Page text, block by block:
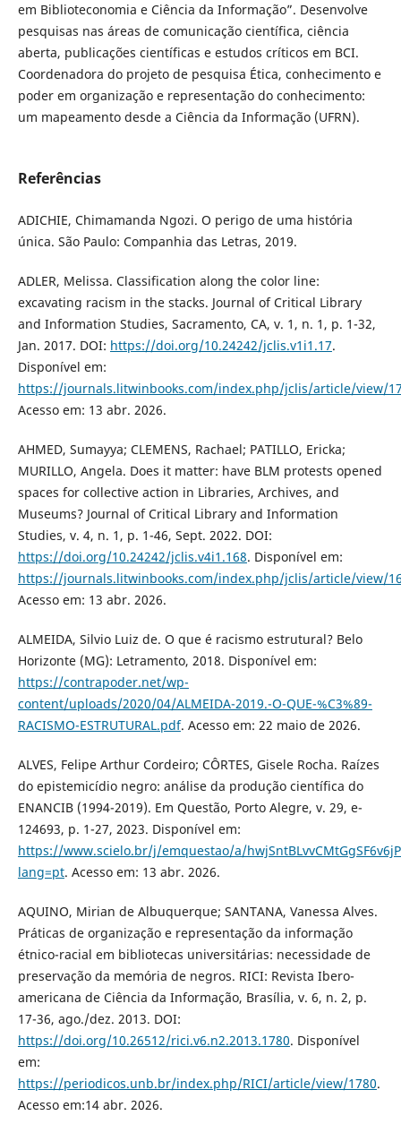
em Biblioteconomia e Ciência da Informação”. Desenvolve
pesquisas nas áreas de comunicação científica, ciência
aberta, publicações científicas e estudos críticos em BCI.
Coordenadora do projeto de pesquisa Ética, conhecimento e
poder em organização e representação do conhecimento:
um mapeamento desde a Ciência da Informação (UFRN).
Referências
ADICHIE, Chimamanda Ngozi. O perigo de uma história
única. São Paulo: Companhia das Letras, 2019.
ADLER, Melissa. Classification along the color line:
excavating racism in the stacks. Journal of Critical Library
and Information Studies, Sacramento, CA, v. 1, n. 1, p. 1-32,
Jan. 2017. DOI: https://doi.org/10.24242/jclis.v1i1.17.
Disponível em:
https://journals.litwinbooks.com/index.php/jclis/article/view/
Acesso em: 13 abr. 2026.
AHMED, Sumayya; CLEMENS, Rachael; PATILLO, Ericka;
MURILLO, Angela. Does it matter: have BLM protests opened
spaces for collective action in Libraries, Archives, and
Museums? Journal of Critical Library and Information
Studies, v. 4, n. 1, p. 1-46, Sept. 2022. DOI:
https://doi.org/10.24242/jclis.v4i1.168. Disponível em:
https://journals.litwinbooks.com/index.php/jclis/article/view/
Acesso em: 13 abr. 2026.
ALMEIDA, Silvio Luiz de. O que é racismo estrutural? Belo
Horizonte (MG): Letramento, 2018. Disponível em:
https://contrapoder.net/wp-
content/uploads/2020/04/ALMEIDA-2019.-O-QUE-%C3%89-
RACISMO-ESTRUTURAL.pdf. Acesso em: 22 maio de 2026.
ALVES, Felipe Arthur Cordeiro; CÔRTES, Gisele Rocha. Raízes
do epistemicídio negro: análise da produção científica do
ENANCIB (1994-2019). Em Questão, Porto Alegre, v. 29, e-
124693, p. 1-27, 2023. Disponível em:
https://www.scielo.br/j/emquestao/a/
lang=pt. Acesso em: 13 abr. 2026.
AQUINO, Mirian de Albuquerque; SANTANA, Vanessa Alves.
Práticas de organização e representação da informação
étnico-racial em bibliotecas universitárias: necessidade de
preservação da memória de negros. RICI: Revista Ibero-
americana de Ciência da Informação, Brasília, v. 6, n. 2, p.
17-36, ago./dez. 2013. DOI:
https://doi.org/10.26512/rici.v6.n2.2013.1780. Disponível
em:
https://periodicos.unb.br/index.php/RICI/article/view/1780.
Acesso em:14 abr. 2026.